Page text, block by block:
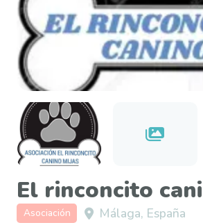
El rinconcito
Asociación Málaga, España